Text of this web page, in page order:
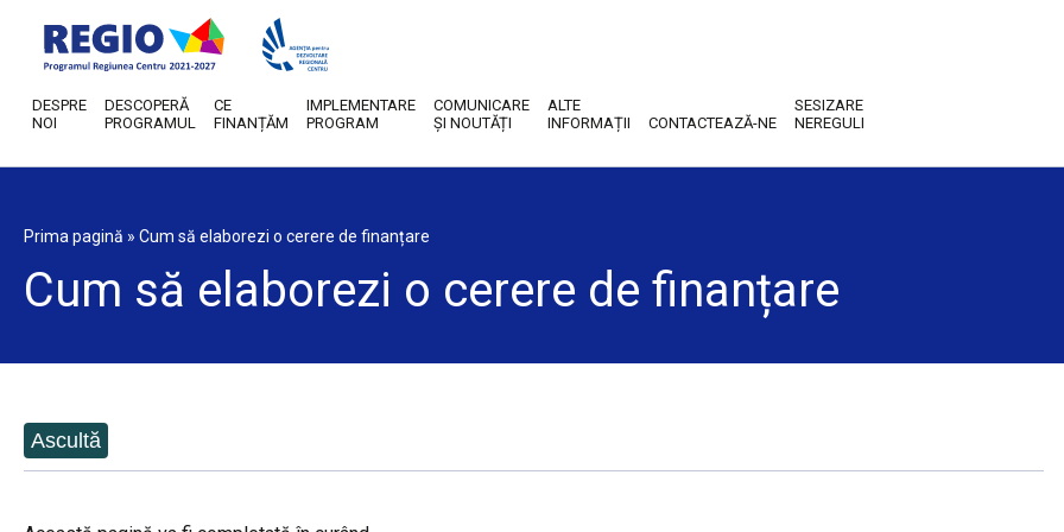
DESPRE
NOI
DESCOPERĂ
PROGRAMUL
CE
FINANȚĂM
IMPLEMENTARE
PROGRAM
COMUNICARE
ȘI NOUTĂȚI
ALTE
INFORMAȚII
CONTACTEAZĂ-NE
SESIZARE
NEREGULI
Prima pagină » Cum să elaborezi o cerere de finanțare
Cum să elaborezi o cerere de finanțare